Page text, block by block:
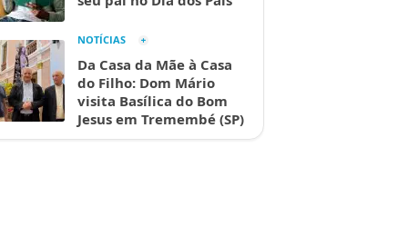
NOTÍCIAS
Da Casa da Mãe à Casa
do Filho: Dom Mário
visita Basílica do Bom
Jesus em Tremembé (SP)